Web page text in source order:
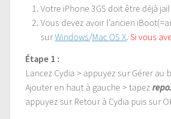
Votre iPhone 3GS doit être déjà
Vous devez avoir l’ancien
surWindows/Mac OS X. Si vous
Étape 1 :
Lancez Cydia > appuyez sur Gérer
Ajouter en haut à gauche > tapez
appuyez sur Retour à Cydia puis sur